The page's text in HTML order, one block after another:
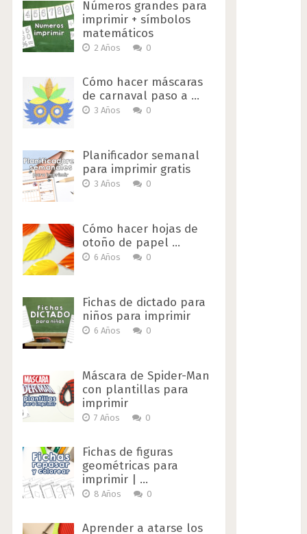
Números grandes para
imprimir + símbolos
matemáticos
2 Años 0
Cómo hacer máscaras
de carnaval paso a …
3 Años 0
Planificador semanal
para imprimir gratis
3 Años 0
Cómo hacer hojas de
otoño de papel …
6 Años 0
Fichas de dictado para
niños para imprimir
6 Años 0
Máscara de Spider-Man
con plantillas para
imprimir
7 Años 0
Fichas de figuras
geométricas para
imprimir | …
8 Años 0
Aprender a atarse los